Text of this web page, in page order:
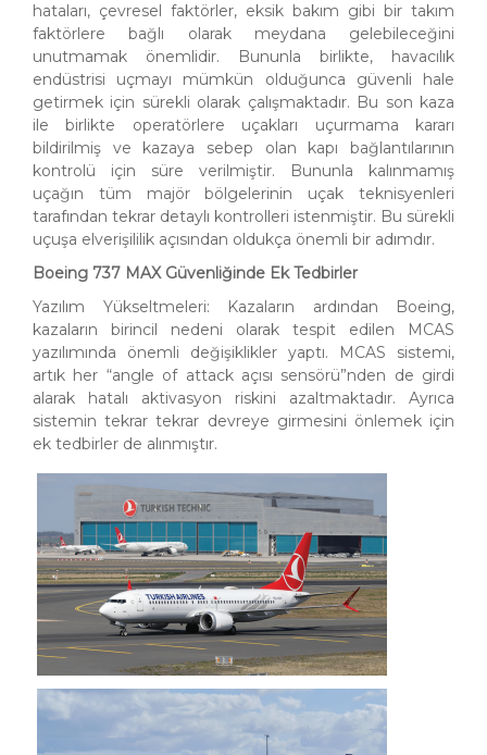
hataları, çevresel faktörler, eksik bakım gibi bir takım
faktörlere bağlı olarak meydana gelebileceğini
unutmamak önemlidir. Bununla birlikte, havacılık
endüstrisi uçmayı mümkün olduğunca güvenli hale
getirmek için sürekli olarak çalışmaktadır. Bu son kaza
ile birlikte operatörlere uçakları uçurmama kararı
bildirilmiş ve kazaya sebep olan kapı bağlantılarının
kontrolü için süre verilmiştir. Bununla kalınmamış
uçağın tüm majör bölgelerinin uçak teknisyenleri
tarafından tekrar detaylı kontrolleri istenmiştir. Bu sürekli
uçuşa elverişililik açısından oldukça önemli bir adımdır.
Boeing 737 MAX Güvenliğinde Ek Tedbirler
Yazılım Yükseltmeleri: Kazaların ardından Boeing,
kazaların birincil nedeni olarak tespit edilen MCAS
yazılımında önemli değişiklikler yaptı. MCAS sistemi,
artık her “angle of attack açısı sensörü”nden de girdi
alarak hatalı aktivasyon riskini azaltmaktadır. Ayrıca
sistemin tekrar tekrar devreye girmesini önlemek için
ek tedbirler de alınmıştır.